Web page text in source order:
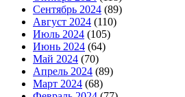
Сентябрь 2024 (89)
Август 2024 (110)
Июль 2024 (105)
Июнь 2024 (64)
Май 2024 (70)
Апрель 2024 (89)
Март 2024 (68)